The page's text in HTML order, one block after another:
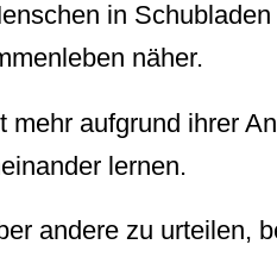
in
näher.
mehr aufgrund ihrer
lernen.
andere zu urteilen,